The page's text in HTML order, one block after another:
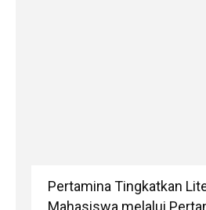
Pertamina Tingkatkan
Mahasiswa melalui